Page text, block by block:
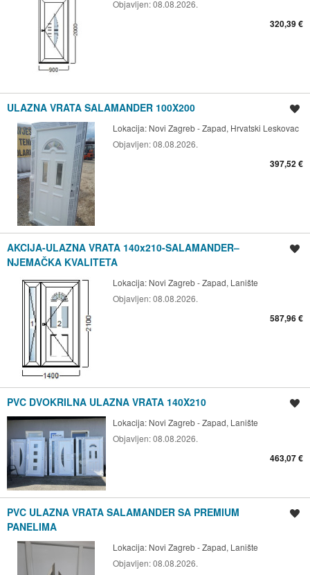
Objavljen:08.08.2026.
320,39 €
ULAZNA VRATA SALAMANDER 100X200
Lokacija: Novi Zagreb - Zapad, Hrvatski Leskovac
Objavljen:08.08.2026.
397,52 €
AKCIJA-ULAZNA VRATA 140x210-SALAMANDER–
NJEMAČKA KVALITETA
Lokacija: Novi Zagreb - Zapad, Lanište
Objavljen:08.08.2026.
587,96 €
PVC DVOKRILNA ULAZNA VRATA 140X210
Lokacija: Novi Zagreb - Zapad, Lanište
Objavljen:08.08.2026.
463,07 €
PVC ULAZNA VRATA SALAMANDER SA PREMIUM
PANELIMA
Lokacija: Novi Zagreb - Zapad, Lanište
Objavljen:08.08.2026.